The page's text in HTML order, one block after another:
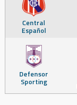
Central
Español
Defensor
Sporting